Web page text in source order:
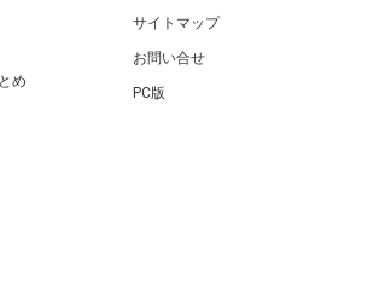
め
サイトマップ
お問い合せ
PC版